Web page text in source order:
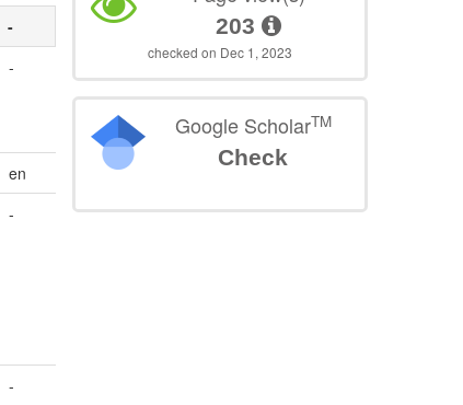
-
-
en
-
-
203
checked on Dec 1, 2023
Google ScholarTM
Check